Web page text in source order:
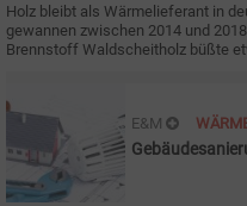
Holz bleibt als Wärmelieferant in
gewannen zwischen 2014 und
Brennstoff Waldscheitholz büßte
E&M